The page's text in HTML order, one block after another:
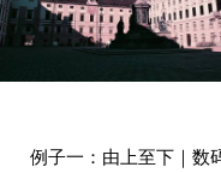
例子一：由上至下｜数